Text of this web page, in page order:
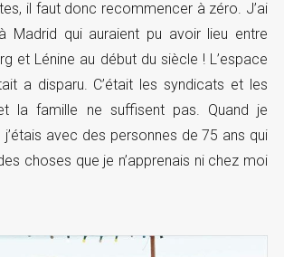
il faut donc recommencer à zéro. J’ai
Madrid qui auraient pu avoir lieu entre
et Lénine au début du siècle ! L’espace
a disparu. C’était les syndicats et les
la famille ne suffisent pas. Quand je
j’étais avec des personnes de 75 ans qui
choses que je n’apprenais ni chez moi